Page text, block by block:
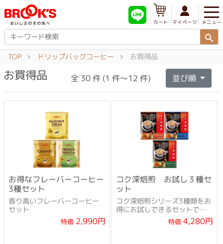
メニュー
マイページ
カート
TOP ドリップバッグコーヒー お買得品
お買得品 全 30 件 (1 件～12 件) 並び順
お得なフレーバーコーヒー
3種セット
香り高いフレーバーコーヒー
セット
特価2,990円
コク深焙煎 お試し３種セ
ット
コク深焙煎シリーズ3種類をお
得にお試しできるセットで
特価4,280円